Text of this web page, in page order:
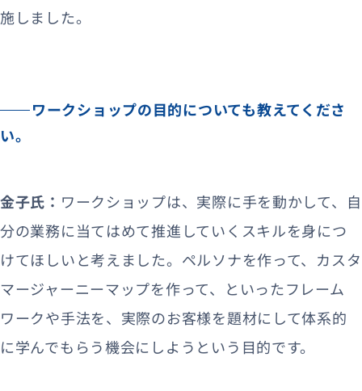
施しました。
ワークショップの目的についても教えてくださ
い。
金子氏： ワークショップは、実際に手を動かして、自
分の業務に当てはめて推進していくスキルを身につ
けてほしいと考えました。ペルソナを作って、カスタ
マージャーニーマップを作って、といったフレーム
ワークや手法を、実際のお客様を題材にして体系的
に学んでもらう機会にしようという目的です。